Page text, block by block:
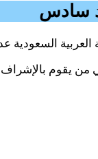
سادس
العربية
من يقوم